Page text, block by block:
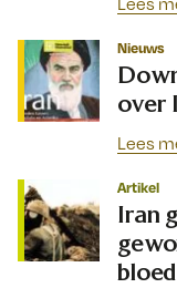
Nieuws
over
Lees
Artikel
Iran